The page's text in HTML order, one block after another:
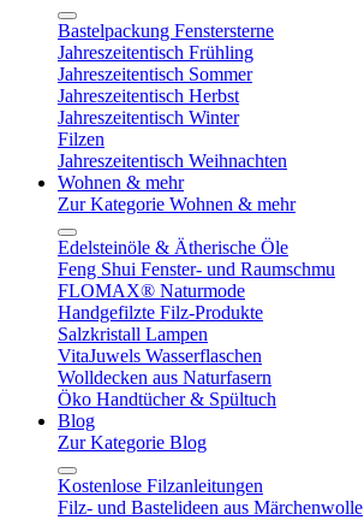
Bastelpackung Fenstersterne
Jahreszeitentisch Frühling
Jahreszeitentisch Sommer
Jahreszeitentisch Herbst
Jahreszeitentisch Winter
Filzen
Jahreszeitentisch Weihnachten
Wohnen & mehr
Zur Kategorie Wohnen & mehr
Edelsteinöle & Ätherische Öle
Feng Shui Fenster- und Raumschmu
FLOMAX® Naturmode
Handgefilzte Filz-Produkte
Salzkristall Lampen
VitaJuwels Wasserflaschen
Wolldecken aus Naturfasern
Öko Handtücher & Spültuch
Blog
Zur Kategorie Blog
Kostenlose Filzanleitungen
Filz- und Bastelideen aus Märchenwolle